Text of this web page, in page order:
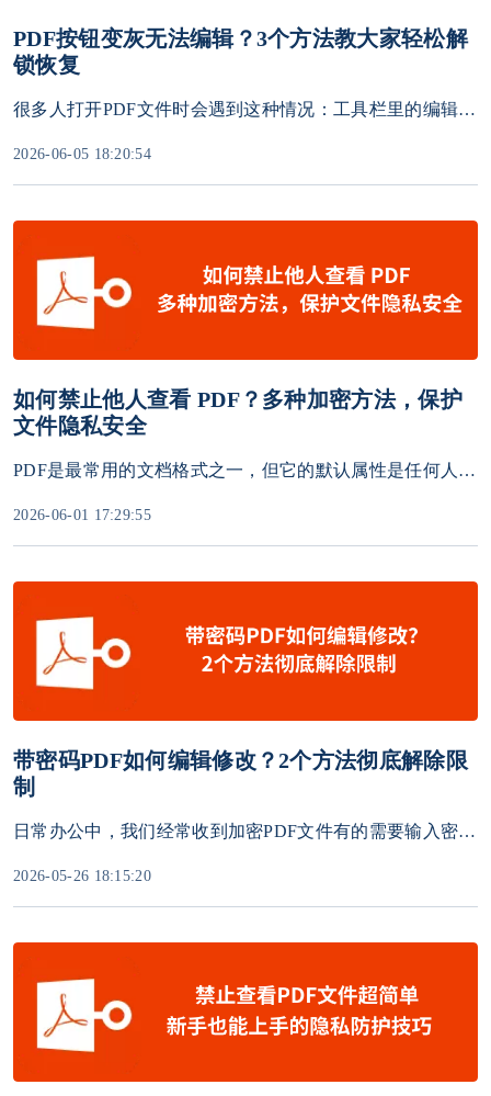
PDF按钮变灰无法编辑？3个方法教大家轻松解
锁恢复
很多人打开PDF文件时会遇到这种情况：工具栏里的编辑、打字、批注、删除页面、打印、复制等按钮全部变成灰色，点击无任何反应，只能查看内容，无法做任何修改操作。
2026-06-05 18:20:54
如何禁止他人查看 PDF？多种加密方法，保护
文件隐私安全
PDF是最常用的文档格式之一，但它的默认属性是任何人都能打开查看。如果你手上有合同、报价单、内部报告、个人隐私信息等敏感PDF文件，不希望被未经授权的人查看，该怎么办？
2026-06-01 17:29:55
带密码PDF如何编辑修改？2个方法彻底解除限
制
日常办公中，我们经常收到加密PDF文件有的需要输入密码才能打开查看，有的能正常打开但无法修改文字、删除页面、复制内容、打印导出。很多人遇到这种情况直接束手无策，只能重新排版打字，浪费大量时间。
2026-05-26 18:15:20